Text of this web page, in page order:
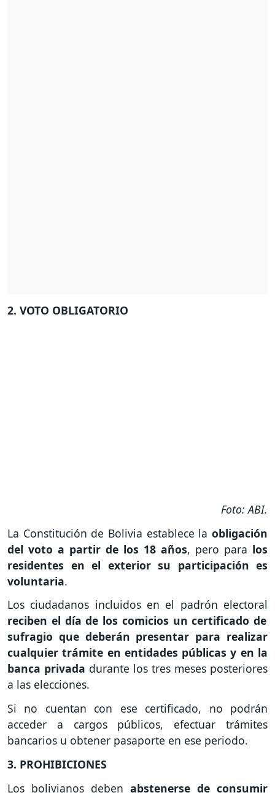
2. VOTO OBLIGATORIO
Foto: ABI.
La Constitución de Bolivia establece la obligación
del voto a partir de los 18 años, pero para los
residentes en el exterior su participación es
voluntaria.
Los ciudadanos incluidos en el padrón electoral
reciben el día de los comicios un certificado de
sufragio que deberán presentar para realizar
cualquier trámite en entidades públicas y en la
banca privada durante los tres meses posteriores
a las elecciones.
Si no cuentan con ese certificado, no podrán
acceder a cargos públicos, efectuar trámites
bancarios u obtener pasaporte en ese periodo.
3. PROHIBICIONES
Los bolivianos deben abstenerse de consumir